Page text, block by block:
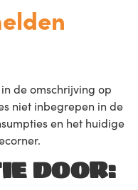
de omschrijving op
niet inbegrepen in de
en het huidige
DOOR: